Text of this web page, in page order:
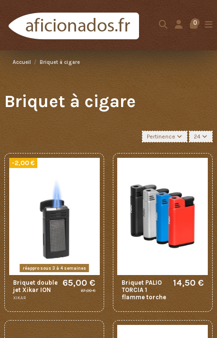
0
Accueil Briquet à cigare
Briquet à cigare
Pertinence 24
-2,00 €
réappro sous 3 à 4 semaines
Briquet double
jet Xikar ION
XIKAR
65,00 €
67,00 €
Briquet PALIO
TORCIA 1
flamme torche
14,50 €